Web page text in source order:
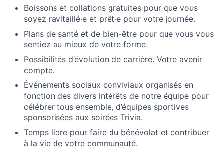
Boissons et collations gratuites pour que vous
soyez ravitaillé·e et prêt·e pour votre journée.
Plans de santé et de bien-être pour que vous vous
sentiez au mieux de votre forme.
Possibilités d’évolution de carrière. Votre avenir
compte.
Événements sociaux conviviaux organisés en
fonction des divers intérêts de notre équipe pour
célébrer tous ensemble, d’équipes sportives
sponsorisées aux soirées Trivia.
Temps libre pour faire du bénévolat et contribuer
à la vie de votre communauté.